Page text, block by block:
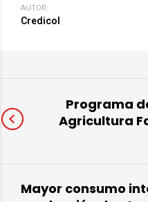
AUTOR:
Credicol
Programa
Agricultura
Mayor consumo